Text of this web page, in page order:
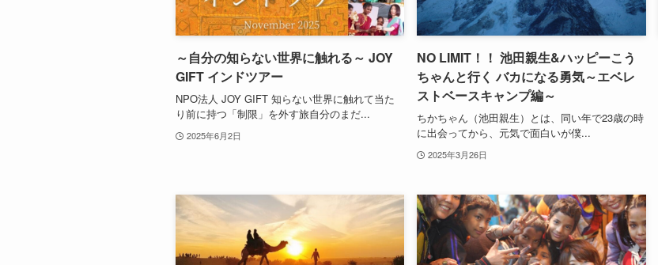
～自分の知らない世界に触れる～ JOY
GIFT インドツアー
NPO法人 JOY GIFT 知らない世界に触れて当た
り前に持つ「制限」を外す旅自分のまだ...
2025年6月2日
NO LIMIT！！ 池田親生&ハッピーこう
ちゃんと行く バカになる勇気～エベレ
ストベースキャンプ編～
ちかちゃん（池田親生）とは、同い年で23歳の時
に出会ってから、元気で面白いが僕...
2025年3月26日